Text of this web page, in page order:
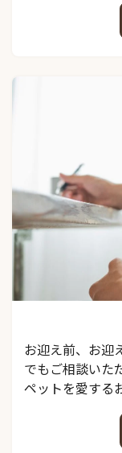
お迎え前、お迎
でもご相談いた
ペットを愛する